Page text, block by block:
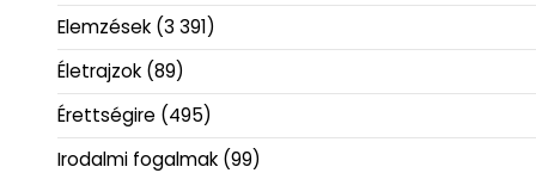
Elemzések (3 391)
Életrajzok (89)
Érettségire (495)
Irodalmi fogalmak (99)